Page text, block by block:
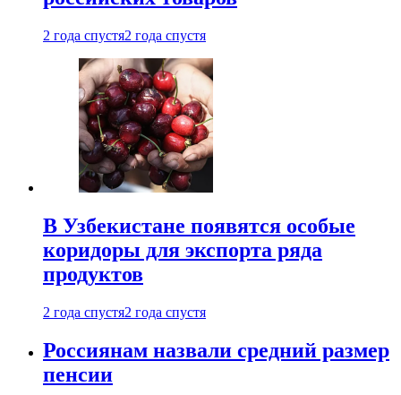
2 года спустя2 года спустя
В Узбекистане появятся особые
коридоры для экспорта ряда
продуктов
2 года спустя2 года спустя
Россиянам назвали средний размер
пенсии